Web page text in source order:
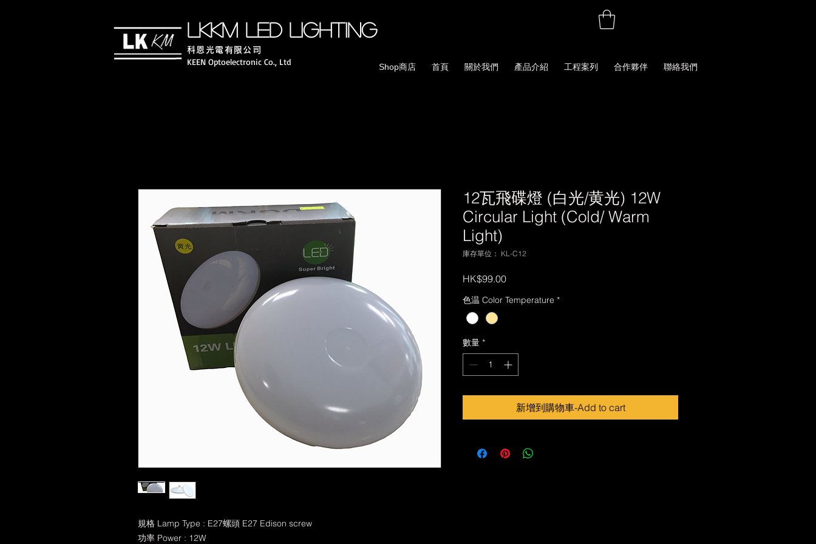
LKKM LED lighting
科恩光電有限公司
KEEN Optoelectronic Co., Ltd
Shop商店 首頁 關於我們 產品介紹 工程案列 合作夥伴 聯絡我們
規格 Lamp Type : E27螺頭 E27 Edison screw
功率 Power : 12W
12瓦飛碟燈 (白光/黄光) 12W
Circular Light (Cold/ Warm
Light)
庫存單位： KL-C12
HK$99.00價
色温 Color Temperature *
數量 *
新增到購物車-Add to cart